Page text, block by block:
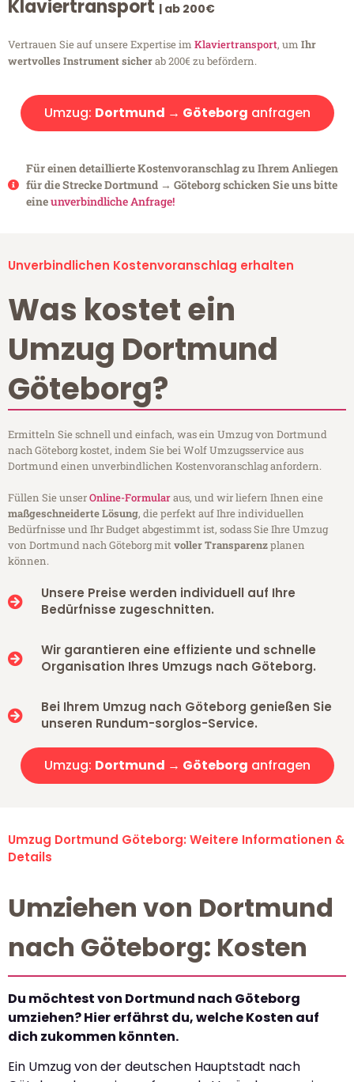
Klaviertransport | ab 200€
Vertrauen Sie auf unsere Expertise im Klaviertransport, um Ihr
wertvolles Instrument sicherab 200€ zu befördern.
Umzug: Dortmund → Göteborg anfragen
Für einen detaillierte Kostenvoranschlag zu Ihrem Anliegen
für die Strecke Dortmund → Göteborg schicken Sie uns bitte
eineunverbindliche Anfrage!
Unverbindlichen Kostenvoranschlag erhalten
Was kostet ein
Umzug Dortmund
Göteborg?
Ermitteln Sie schnell und einfach, was ein Umzug von Dortmund
nach Göteborg kostet, indem Sie bei Wolf Umzugsservice aus
Dortmund einen unverbindlichen Kostenvoranschlag anfordern.
Füllen Sie unserOnline-Formularaus, und wir liefern Ihnen eine
maßgeschneiderte Lösung, die perfekt auf Ihre individuellen
Bedürfnisse und Ihr Budget abgestimmt ist, sodass Sie Ihre Umzug
von Dortmund nach Göteborg mitvoller Transparenzplanen
können.
Unsere Preise werden individuell auf Ihre
Bedürfnisse zugeschnitten.
Wir garantieren eine effiziente und schnelle
Organisation Ihres Umzugs nach Göteborg.
Bei Ihrem Umzug nach Göteborg genießen Sie
unseren Rundum-sorglos-Service.
Umzug: Dortmund → Göteborg anfragen
Umzug Dortmund Göteborg: Weitere Informationen &
Details
Umziehen von Dortmund
nach Göteborg: Kosten
Du möchtest von Dortmund nach Göteborg
umziehen? Hier erfährst du, welche Kosten auf
dich zukommen könnten.
Ein Umzug von der deutschen Hauptstadt nach